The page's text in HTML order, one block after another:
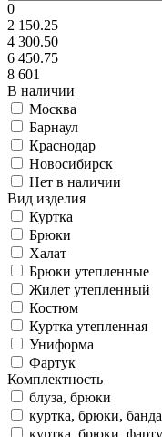
0
2 150.25
4 300.50
6 450.75
8 601
В наличии
Москва
Барнаул
Краснодар
Новосибирск
Нет в наличии
Вид изделия
Куртка
Брюки
Халат
Брюки утепленные
Жилет утепленный
Костюм
Куртка утепленная
Униформа
Фартук
Комплектность
блуза, брюки
куртка, брюки,
куртка, брюки,